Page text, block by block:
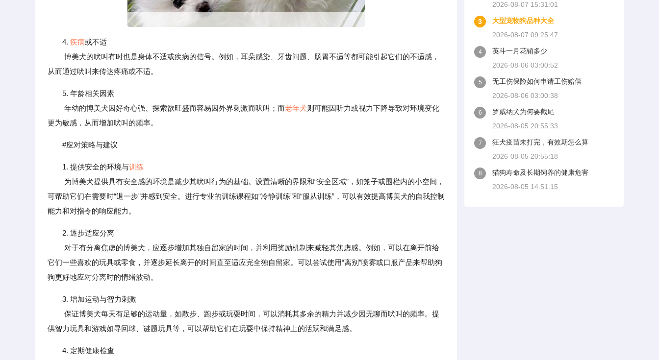
4. 疾病或不适
博美犬的吠叫有时也是身体不适或疾病的信号。例如，耳朵感染、牙齿问题、肠胃不适等都可能引起它们的不适感，
从而通过吠叫来传达疼痛或不适。
5. 年龄相关因素
年幼的博美犬因好奇心强、探索欲旺盛而容易因外界刺激而吠叫；而老年犬则可能因听力或视力下降导致对环境变化
更为敏感，从而增加吠叫的频率。
#应对策略与建议
1. 提供安全的环境与训练
为博美犬提供具有安全感的环境是减少其吠叫行为的基础。设置清晰的界限和“安全区域”，如笼子或围栏内的小空间，
可帮助它们在需要时“退一步”并感到安全。进行专业的训练课程如“冷静训练”和“服从训练”，可以有效提高博美犬的自我控制
能力和对指令的响应能力。
2. 逐步适应分离
对于有分离焦虑的博美犬，应逐步增加其独自留家的时间，并利用奖励机制来减轻其焦虑感。例如，可以在离开前给
它们一些喜欢的玩具或零食，并逐步延长离开的时间直至适应完全独自留家。可以尝试使用“离别”喷雾或口服产品来帮助狗
狗更好地应对分离时的情绪波动。
3. 增加运动与智力刺激
保证博美犬每天有足够的运动量，如散步、跑步或玩耍时间，可以消耗其多余的精力并减少因无聊而吠叫的频率。提
供智力玩具和游戏如寻回球、谜题玩具等，可以帮助它们在玩耍中保持精神上的活跃和满足感。
4. 定期健康检查
2026-08-07 15:31:01
3
大型宠物狗品种大全
2026-08-07 09:25:47
4
英斗一月花销多少
2026-08-06 03:00:52
5
无工伤保险如何申请工伤赔偿
2026-08-06 03:00:38
6
罗威纳犬为何要截尾
2026-08-05 20:55:33
7
狂犬疫苗未打完，有效期怎么算
2026-08-05 20:55:18
8
猫狗寿命及长期饲养的健康危害
2026-08-05 14:51:15